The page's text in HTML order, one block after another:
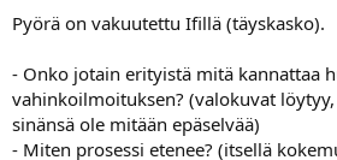
Pyörä on vakuutettu Ifillä (täyskasko).
- Onko jotain erityistä mitä kannattaa
vahinkoilmoituksen? (valokuvat löytyy,
sinänsä ole mitään epäselvää)
- Miten prosessi etenee? (itsellä